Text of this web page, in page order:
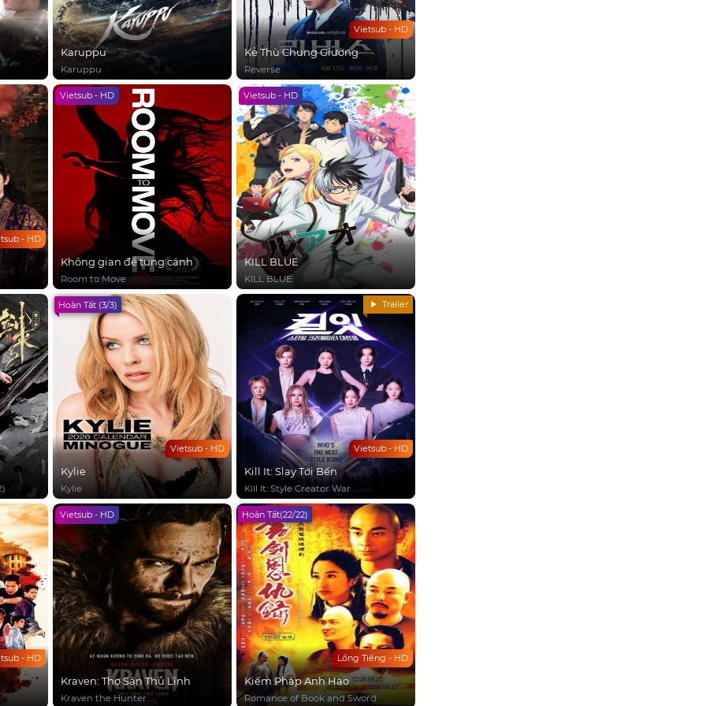
Karuppu
Karuppu
Vietsub - HD
Kẻ Thù Chung Giường
Reverse
- HD
Vietsub - HD
Không gian để tung cánh
Room to Move
Vietsub - HD
KILL BLUE
KILL BLUE
Vietsub - HD
Hoàn Tất (3/3)
Kylie
Kylie
Vietsub - HD
Trailer
Kill It: Slay Tới Bến
Kill It: Style Creator War
- HD
Vietsub - HD
Kraven: Thợ Săn Thủ Lĩnh
Kraven the Hunter
Lồng Tiếng - HD
Hoàn Tất(22/22)
Kiếm Pháp Anh Hào
Romance of Book and Sword